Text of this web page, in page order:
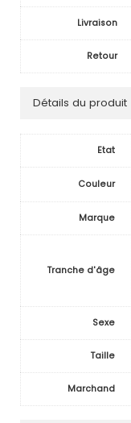
Livraison
Retour
Détails du produit
Etat
Couleur
Marque
Tranche d'âge
Sexe
Taille
Marchand